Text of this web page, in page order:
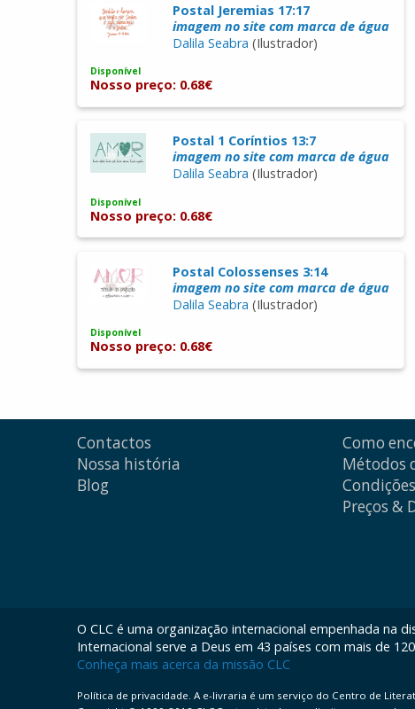
Postal Jeremias 17:17
imagem no site com marca de água
Dalila Seabra (Ilustrador)
Disponível
Nosso preço: 0.68€
Postal 1 Coríntios 13:7
imagem no site com marca de água
Dalila Seabra (Ilustrador)
Disponível
Nosso preço: 0.68€
Postal Colossenses 3:14
imagem no site com marca de água
Dalila Seabra (Ilustrador)
Disponível
Nosso preço: 0.68€
Contactos
Nossa história
Blog
Como
Métodos
Preços &
O CLC é uma organização internacional empenhada na
Internacional serve a Deus em 43 países com mais de
Conheça mais acerca da missão CLC
Política de privacidade. A e-livraria é um serviço do Centro de